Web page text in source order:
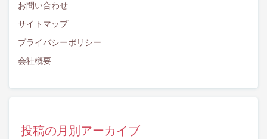
お問い合わせ
サイトマップ
プライバシーポリシー
会社概要
投稿の月別アーカイブ